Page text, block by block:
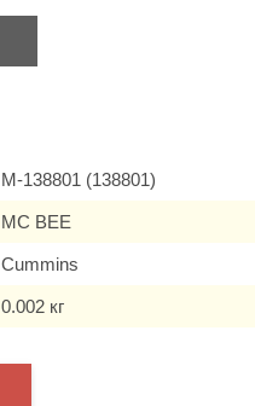
M-138801 (138801)
MC BEE
Cummins
0.002 кг